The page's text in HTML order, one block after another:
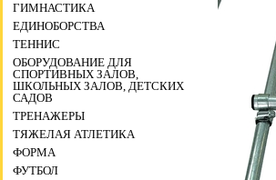
ГИМНАСТИКА
ЕДИНОБОРСТВА
ТЕННИС
ОБОРУДОВАНИЕ ДЛЯ
СПОРТИВНЫХ ЗАЛОВ,
ШКОЛЬНЫХ ЗАЛОВ, ДЕТСКИХ
САДОВ
ТРЕНАЖЕРЫ
ТЯЖЕЛАЯ АТЛЕТИКА
ФОРМА
ФУТБОЛ